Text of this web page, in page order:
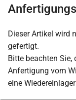
Dieser Artikel wird
gefertigt.
Bitte beachten Sie,
Anfertigung vom
eine